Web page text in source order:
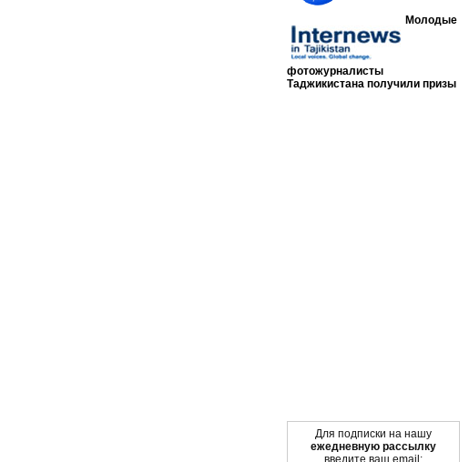
Молодые
фотожурналисты
Таджикистана получили призы
Для подписки на нашу
ежедневную рассылку
введите ваш email: